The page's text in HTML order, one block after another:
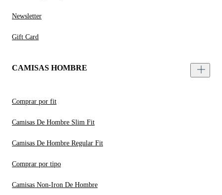
Newsletter
Gift Card
CAMISAS HOMBRE
Comprar por fit
Camisas De Hombre Slim Fit
Camisas De Hombre Regular Fit
Comprar por tipo
Camisas Non-Iron De Hombre